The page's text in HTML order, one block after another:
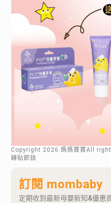
Copyright 2026 .媽媽寶寶All
轉貼節錄
訂閱 mombaby
定期收到最新母嬰新知&優惠